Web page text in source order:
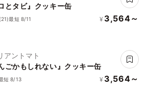
とタビ』クッキー缶
最短 8/11 ¥ 3,564～
アントマト
ごかもしれない』クッキー缶
短 8/13 ¥ 3,564～